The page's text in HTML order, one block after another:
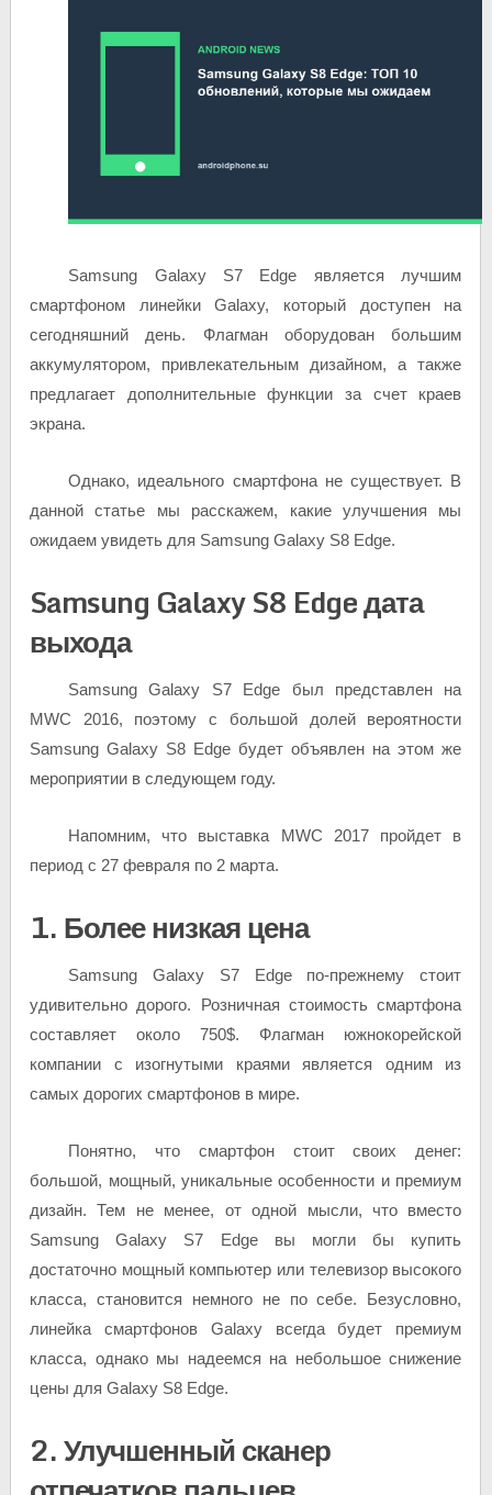
Samsung Galaxy S7 Edge является лучшим
смартфоном линейки Galaxy, который доступен на
сегодняшний день. Флагман оборудован большим
аккумулятором, привлекательным дизайном, а также
предлагает дополнительные функции за счет краев
экрана.
Однако, идеального смартфона не существует. В
данной статье мы расскажем, какие улучшения мы
ожидаем увидеть для Samsung Galaxy S8 Edge.
Samsung Galaxy S8 Edge дата
выхода
Samsung Galaxy S7 Edge был представлен на
MWC 2016, поэтому с большой долей вероятности
Samsung Galaxy S8 Edge будет объявлен на этом же
мероприятии в следующем году.
Напомним, что выставка MWC 2017 пройдет в
период с 27 февраля по 2 марта.
1. Более низкая цена
Samsung Galaxy S7 Edge по-прежнему стоит
удивительно дорого. Розничная стоимость смартфона
составляет около 750$. Флагман южнокорейской
компании с изогнутыми краями является одним из
самых дорогих смартфонов в мире.
Понятно, что смартфон стоит своих денег:
большой, мощный, уникальные особенности и премиум
дизайн. Тем не менее, от одной мысли, что вместо
Samsung Galaxy S7 Edge вы могли бы купить
достаточно мощный компьютер или телевизор высокого
класса, становится немного не по себе. Безусловно,
линейка смартфонов Galaxy всегда будет премиум
класса, однако мы надеемся на небольшое снижение
цены для Galaxy S8 Edge.
2. Улучшенный сканер